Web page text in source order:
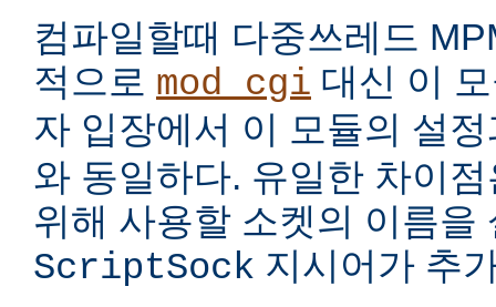
컴파일할때 다중쓰레드
적으로 mod_cgi 대신 이
자 입장에서 이 모듈의 설
와 동일하다. 유일한 차이
위해 사용할 소켓의 이름을
ScriptSock 지시어가 추